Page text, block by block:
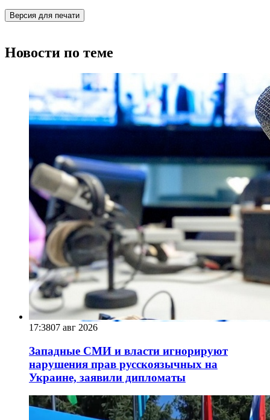
Версия для печати
Новости по теме
17:3807 авг 2026
Западные СМИ и власти игнорируют
нарушения прав русскоязычных на
Украине, заявили дипломаты